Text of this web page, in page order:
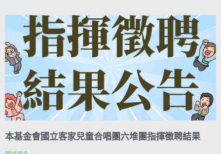
本基金會國立客家兒童合唱團六堆團指揮徵聘結果